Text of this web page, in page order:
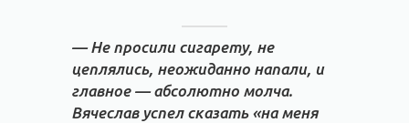
— Не просили сигарету, не
цеплялись, неожиданно напали, и
главное — абсолютно молча.
Вячеслав успел сказать «на меня